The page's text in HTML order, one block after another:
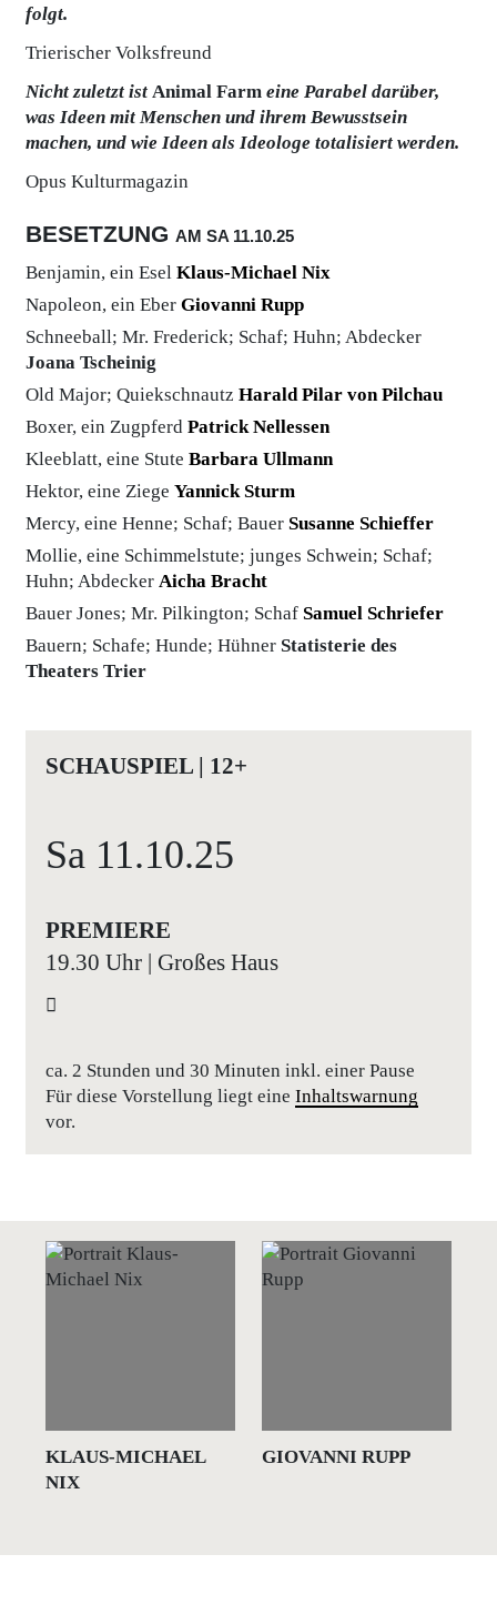
folgt.
Trierischer Volksfreund
Nicht zuletzt ist Animal Farmeine Parabel darüber,
was Ideen mit Menschen und ihrem Bewusstsein
machen, und wie Ideen als Ideologe totalisiert werden.
Opus Kulturmagazin
BESETZUNG AM SA 11.10.25
Benjamin, ein Esel Klaus-Michael Nix
Napoleon, ein Eber Giovanni Rupp
Schneeball; Mr. Frederick; Schaf; Huhn; Abdecker
Joana Tscheinig
Old Major; Quiekschnautz Harald Pilar von Pilchau
Boxer, ein Zugpferd Patrick Nellessen
Kleeblatt, eine Stute Barbara Ullmann
Hektor, eine Ziege Yannick Sturm
Mercy, eine Henne; Schaf; Bauer Susanne Schieffer
Mollie, eine Schimmelstute; junges Schwein; Schaf;
Huhn; Abdecker Aicha Bracht
Bauer Jones; Mr. Pilkington; Schaf Samuel Schriefer
Bauern; Schafe; Hunde; Hühner Statisterie des
Theaters Trier
SCHAUSPIEL | 12+
Sa 11.10.25
PREMIERE
19.30 Uhr | Großes Haus
ca. 2 Stunden und 30 Minuten inkl. einer Pause
Für diese Vorstellung liegt eineInhaltswarnung
vor.
KLAUS-MICHAEL
NIX
GIOVANNI RUPP